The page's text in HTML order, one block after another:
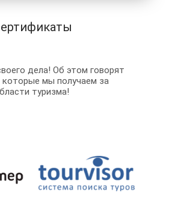
дела! Об этом говорят
которые мы получаем за
туризма!